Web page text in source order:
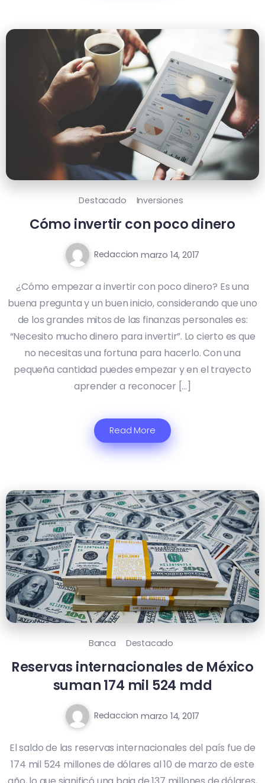
Destacado Inversiones
Cómo invertir con poco dinero
Redaccion marzo 14, 2017
¿Cómo empezar a invertir con poco dinero? Es una
buena pregunta y un buen inicio, considerando que uno
de los grandes mitos de las finanzas personales es:
“Necesito mucho dinero para invertir”. Lo cierto es que
no necesitas una fortuna para hacerlo. Con una
pequeña cantidad puedes empezar y en el trayecto
aprender a reconocer […]
Read More
Banca Destacado
Reservas internacionales de México
suman 174 mil 524 mdd
Redaccion marzo 14, 2017
El saldo de las reservas internacionales del país fue de
174 mil 524 millones de dólares al 10 de marzo de este